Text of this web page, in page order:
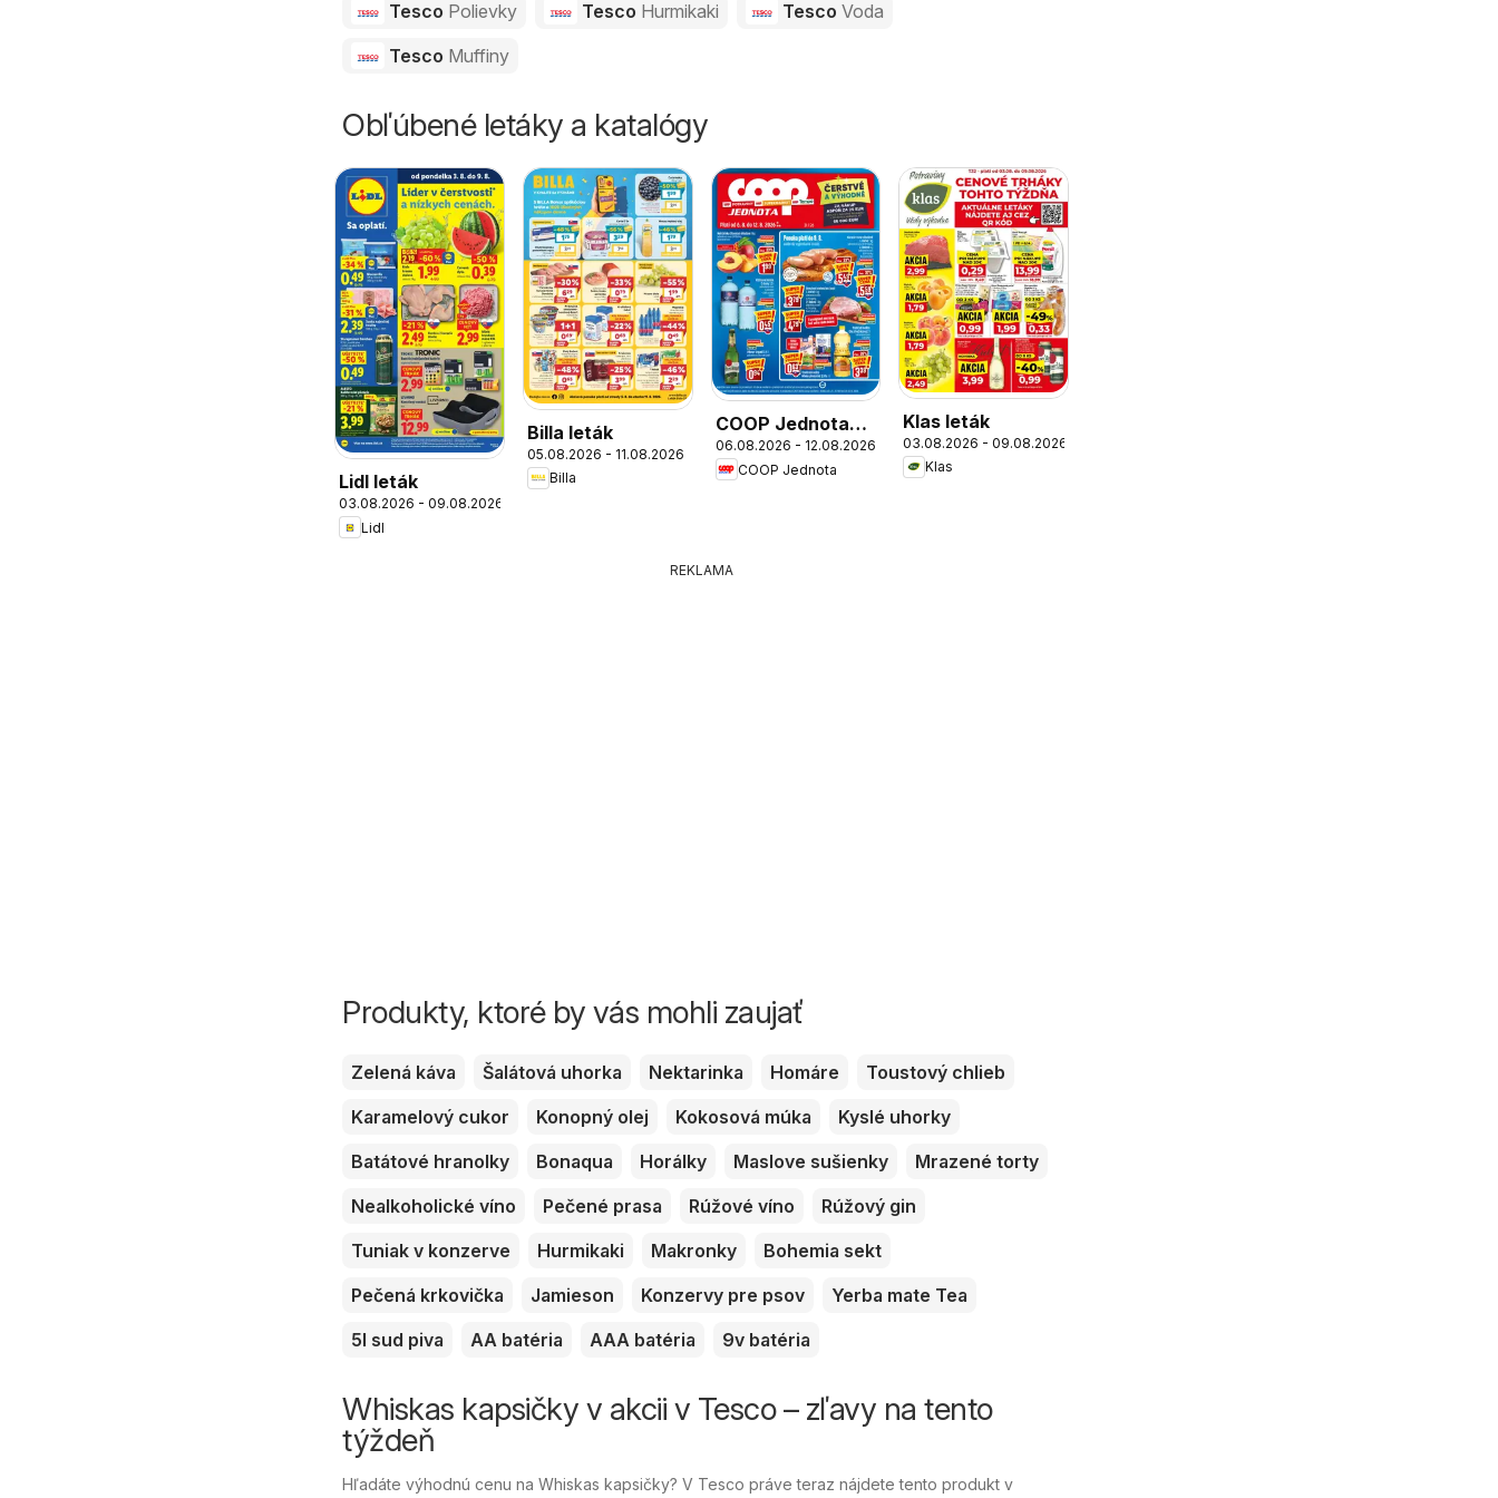
Tesco Polievky Tesco Hurmikaki TescoVoda
Tesco Muffiny
Obľúbené letáky a katalógy
Lidl leták
03.08.2026 - 09.08.2026
Lidl
Billa leták
05.08.2026 - 11.08.2026
Billa
COOP Jednota
leták
06.08.2026 - 12.08.2026
COOP Jednota
Klas leták
03.08.2026 - 09.08.2026
Klas
REKLAMA
Produkty, ktoré by vás mohli zaujať
Zelená káva Šalátová uhorka Nektarinka Homáre
Toustový chlieb
Karamelový cukor
Konopný olej Kokosová múka
Kyslé uhorky
Batátové hranolky
Bonaqua Horálky Maslove sušienky
Mrazené torty
Nealkoholické víno
Pečené prasa Rúžové víno
Rúžový gin
Tuniak v konzerve
Hurmikaki Makronky
Bohemia sekt
Pečená krkovička
Jamieson Konzervy pre psov
Yerba mate Tea
5l sud piva
AA batéria AAA batéria 9v batéria
Whiskas kapsičky v akcii v Tesco – zľavy na tento
týždeň
Hľadáte výhodnú cenu na Whiskas kapsičky? V Tesco práve teraz nájdete tento produkt v